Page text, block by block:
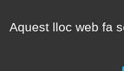
Aquest lloc web fa